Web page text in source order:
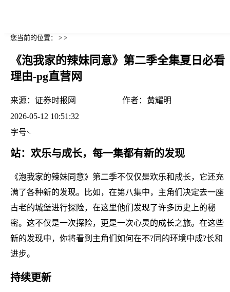
您当前的位置： > >
《泡我家的辣妹同意》第二季全集夏日必看
理由-pg直营网
来源： 证券时报网 作者： 黄耀明
2026-05-12 10:51:32
字号
站：欢乐与成长，每一集都有新的发现
《泡我家的辣妹同意》第二季不仅仅是欢乐和成长，它还充
满了各种新的发现。比如，在第八集中，主角们决定去一座
古老的城堡进行探险，在这里他们发现了许多历史上的秘
密。这不仅是一次探险，更是一次心灵的成长之旅。在这些
新的发现中，你将看到主角们如何在不?同的环境中成?长和
进步。
持续更新